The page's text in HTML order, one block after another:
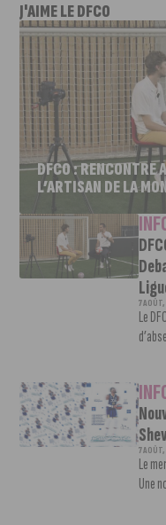
J'AIME LE DFCO
DFCO : RENCONTRE
L’ARTISAN DE LA
7
Le
7
Le
Une